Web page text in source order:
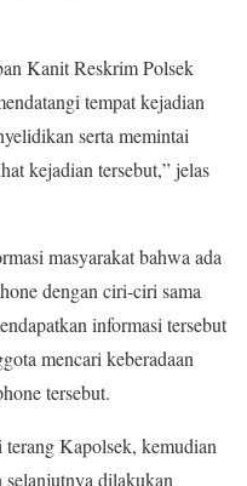
Kanit Reskrim Polsek
tempat kejadian
serta memintai
kejadian tersebut,” jelas
masyarakat bahwa ada
dengan ciri-ciri sama
informasi tersebut
mencari keberadaan
tersebut.
terang Kapolsek, kemudian
selanjutnya dilakukan